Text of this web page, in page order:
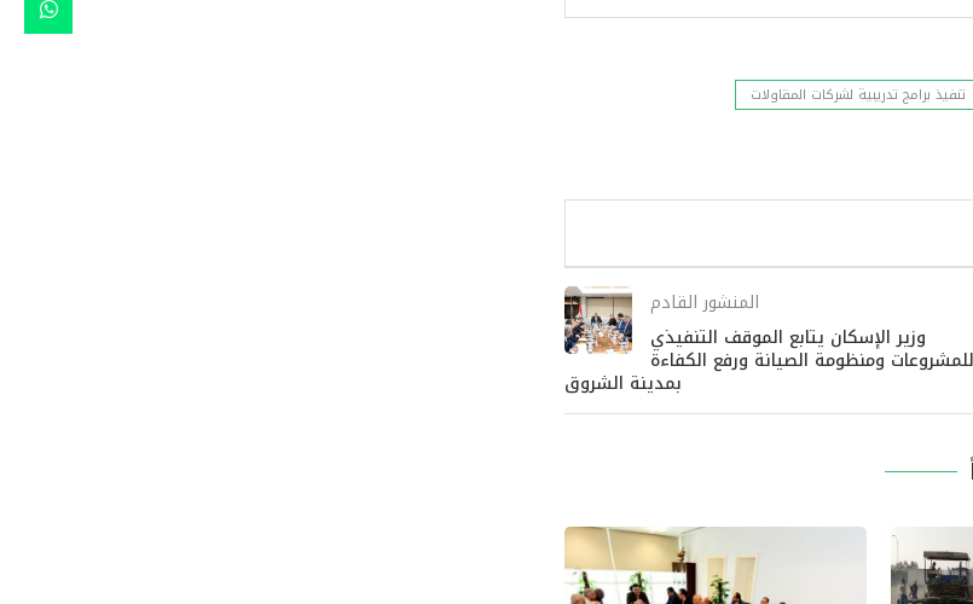
تنفيذ برامج تدريبية لشركات المقاولات
المنشور القادم
وزير الإسكان يتابع الموقف التنفيذي
للمشروعات ومنظومة الصيانة ورفع الكفاءة
بمدينة الشروق